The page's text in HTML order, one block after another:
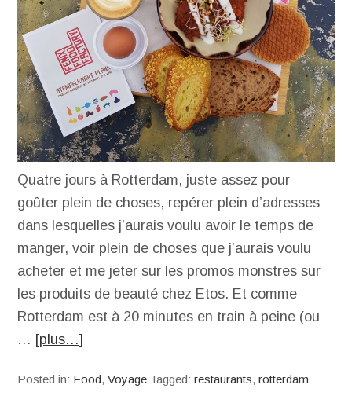
Quatre jours à Rotterdam, juste assez pour
goûter plein de choses, repérer plein d’adresses
dans lesquelles j’aurais voulu avoir le temps de
manger, voir plein de choses que j’aurais voulu
acheter et me jeter sur les promos monstres sur
les produits de beauté chez Etos. Et comme
Rotterdam est à 20 minutes en train à peine (ou
… [plus…]
Posted in: Food,Voyage Tagged:restaurants,rotterdam